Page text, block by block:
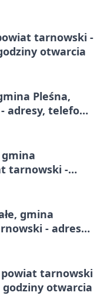
tarnowski -
otwarcia
Pleśna,
telefony,
tarnowski -
gmina
- adresy,
tarnowski
otwarcia